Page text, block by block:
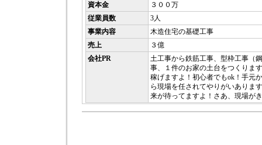
資本金
３００万
従業員数
3人
事業内容
木造住宅の基礎工事
売上
３億
会社PR
土工事から鉄筋工事、型枠工事（
事、１件のお家の土台をつくりま
稼げますよ！初心者でもok！手元
ら現場を任されてやりがいありま
来が待ってますよ！さあ、現場が